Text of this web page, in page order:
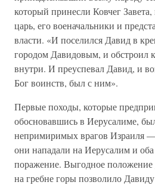
который принесли Ковчег
царь, его военачальники и
власти. «И поселился Давид в
городом Давидовым, и обстроил
внутри. И преуспевал Давид, и
Бог воинств, был с ним».
Первые походы, которые
обосновавшись в Иерусалиме,
непримиримых врагов Израиля
они нападали на Иерусалим и оба
поражение. Выгодное положение
на гребне горы позволило